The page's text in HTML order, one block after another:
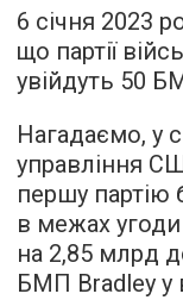
6 січня 2023
що партії
увійдуть 50
Нагадаємо, у
управління
першу
в межах
на 2,85 млрд
БМП Bradley у